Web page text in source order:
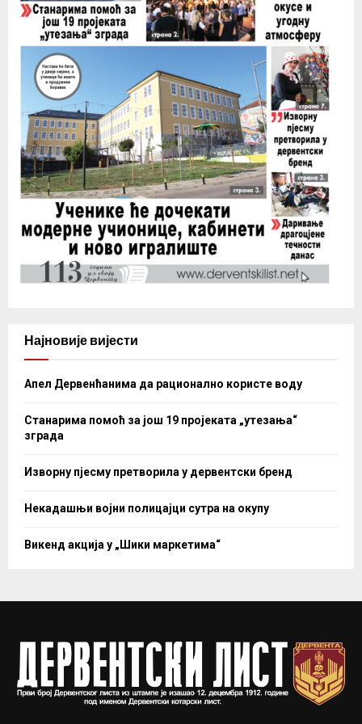
Најновије вијести
Апел Дервенћанима да рационално користе воду
Станарима помоћ за још 19 пројеката „утезања“
зграда
Изворну пјесму претворила у дервентски бренд
Некадашњи војни полицајци сутра на окупу
Викенд акција у „Шики маркетима“